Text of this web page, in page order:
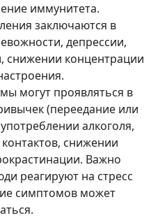
иммунитета.
заключаются в
депрессии,
снижении концентрации
могут проявляться в
(переедание или
алкоголя,
снижении
Важно
реагируют на стресс
симптомов может